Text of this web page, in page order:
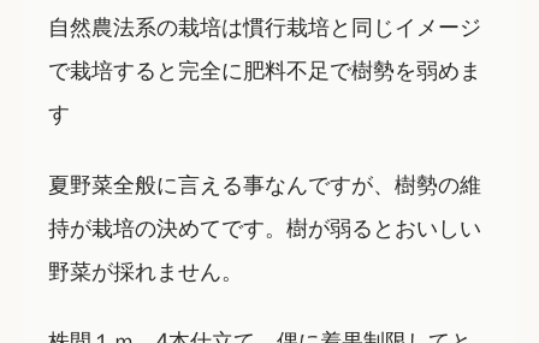
自然農法系の栽培は慣行栽培と同じイメージ
で栽培すると完全に肥料不足で樹勢を弱めま
す
夏野菜全般に言える事なんですが、樹勢の維
持が栽培の決めてです。樹が弱るとおいしい
野菜が採れません。